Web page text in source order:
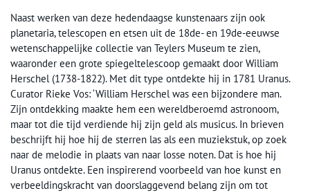
Naast werken van deze hedendaagse kunstenaars zijn ook
planetaria, telescopen en etsen uit de 18de- en 19de-eeuwse
wetenschappelijke collectie van Teylers Museum te zien,
waaronder een grote spiegeltelescoop gemaakt door William
Herschel (1738-1822). Met dit type ontdekte hij in 1781 Uranus.
Curator Rieke Vos: ‘William Herschel was een bijzondere man.
Zijn ontdekking maakte hem een wereldberoemd astronoom,
maar tot die tijd verdiende hij zijn geld als musicus. In brieven
beschrijft hij hoe hij de sterren las als een muziekstuk, op zoek
naar de melodie in plaats van naar losse noten. Dat is hoe hij
Uranus ontdekte. Een inspirerend voorbeeld van hoe kunst en
verbeeldingskracht van doorslaggevend belang zijn om tot